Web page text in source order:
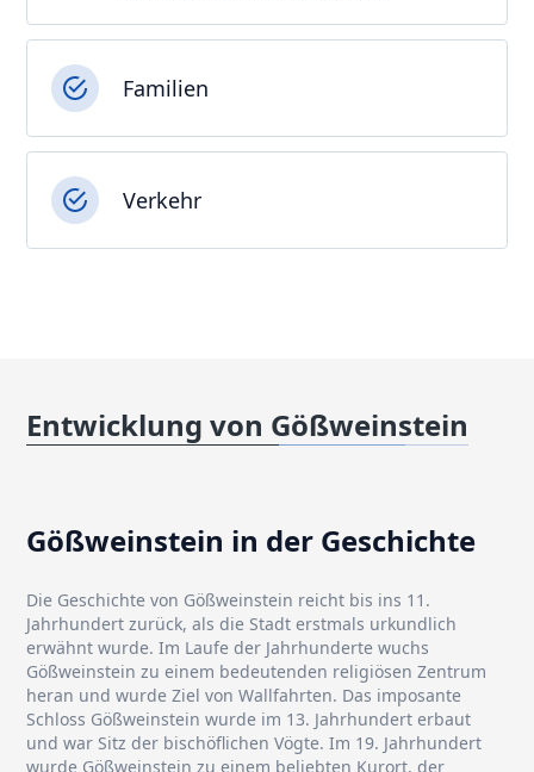
Familien
Verkehr
Entwicklung von Gößweinstein
Gößweinstein in der Geschichte
Die Geschichte von Gößweinstein reicht bis ins 11.
Jahrhundert zurück, als die Stadt erstmals urkundlich
erwähnt wurde. Im Laufe der Jahrhunderte wuchs
Gößweinstein zu einem bedeutenden religiösen Zentrum
heran und wurde Ziel von Wallfahrten. Das imposante
Schloss Gößweinstein wurde im 13. Jahrhundert erbaut
und war Sitz der bischöflichen Vögte. Im 19. Jahrhundert
wurde Gößweinstein zu einem beliebten Kurort, der